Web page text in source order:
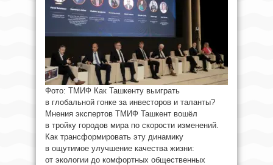
Фото: ТМИФ Как Ташкенту выиграть
в глобальной гонке за инвесторов и таланты?
Мнения экспертов ТМИФ Ташкент вошёл
в тройку городов мира по скорости изменений.
Как трансформировать эту динамику
в ощутимое улучшение качества жизни:
от экологии до комфортных общественных